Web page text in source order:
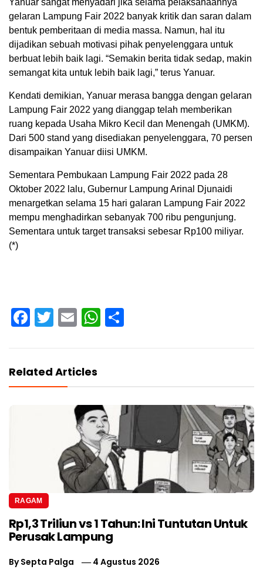
gelaran Lampung Fair 2022 banyak kritik dan saran dalam
bentuk pemberitaan di media massa. Namun, hal itu
dijadikan sebuah motivasi pihak penyelenggara untuk
berbuat lebih baik lagi. “Semakin berita tidak sedap, makin
semangat kita untuk lebih baik lagi,” terus Yanuar.
Kendati demikian, Yanuar merasa bangga dengan gelaran
Lampung Fair 2022 yang dianggap telah memberikan
ruang kepada Usaha Mikro Kecil dan Menengah (UMKM).
Dari 500 stand yang disediakan penyelenggara, 70 persen
disampaikan Yanuar diisi UMKM.
Sementara Pembukaan Lampung Fair 2022 pada 28
Oktober 2022 lalu, Gubernur Lampung Arinal Djunaidi
menargetkan selama 15 hari galaran Lampung Fair 2022
mempu menghadirkan sebanyak 700 ribu pengunjung.
Sementara untuk target transaksi sebesar Rp100 miliyar.
(*)
Facebook
Twitter
EmailWhatsApp
Related Articles
RAGAM
Rp1,3 Triliun vs 1 Tahun: Ini Tuntutan Untuk
Perusak Lampung
BySepta Palga 4 Agustus 2026